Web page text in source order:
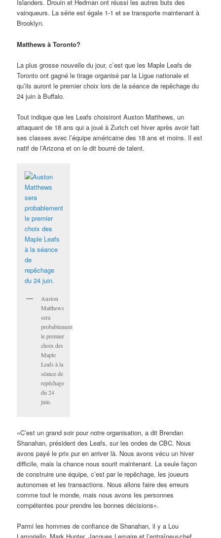
Islanders. Drouin et Hedman ont réussi les autres buts des
vainqueurs. La série est égale 1-1 et se transporte maintenant à
Brooklyn.
Matthews à Toronto?
La plus grosse nouvelle du jour, c’est que les Maple Leafs de
Toronto ont gagné le tirage organisé par la Ligue nationale et
qu’ils auront le premier choix lors de la séance de repêchage du
24 juin à Buffalo.
Tout indique que les Leafs choisiront Auston Matthews, un
attaquant de 18 ans qui a joué à Zurich cet hiver après avoir fait
ses classes avec l’équipe américaine des 18 ans et moins. Il est
natif de l’Arizona et on le dit bourré de talent.
Auston
Matthews
sera
probablement
le premier
choix des
Maple
Leafs à la
séance de
repêchage
du 24
juin.
«C’est un grand soir pour notre organisation, a dit Brendan
Shanahan, président des Leafs, sur les ondes de CBC. Nous
avons payé le prix pur en arriver là. Nous avons vécu un hiver
difficile, mais la chance nous sourit maintenant. La seule façon
de construire une équipe, c’est par le repêchage, les joueurs
autonomes et les transactions. Nous allons faire des erreurs
comme tout le monde, mais nous avons les personnes
compétentes pour prendre les bonnes décisions».
Parmi les hommes de confiance de Shanahan, il y a Lou